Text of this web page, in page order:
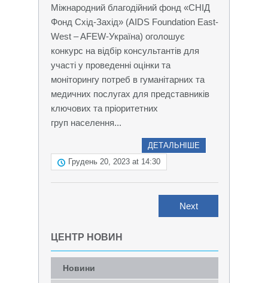
Міжнародний благодійний фонд «СНІД
Фонд Схід-Захід» (AIDS Foundation East-
West – AFEW-Україна) оголошує
конкурс на відбір консультантів для
участі у проведенні оцінки та
моніторингу потреб в гуманітарних та
медичних послугах для представників
ключових та пріоритетних
груп населення...
ДЕТАЛЬНІШЕ
Грудень 20, 2023 at 14:30
Next
ЦЕНТР НОВИН
Новини